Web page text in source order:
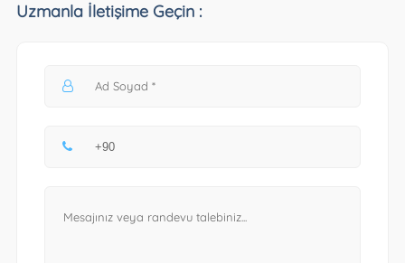
Uzmanla İletişime Geçin :